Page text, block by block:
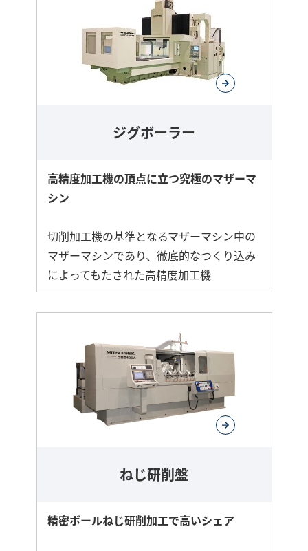
ジグボーラー
高精度加工機の頂点に立つ究極のマザーマ
シン
切削加工機の基準となるマザーマシン中の
マザーマシンであり、徹底的なつくり込み
によってもたされた高精度加工機
ねじ研削盤
精密ボールねじ研削加工で高いシェア